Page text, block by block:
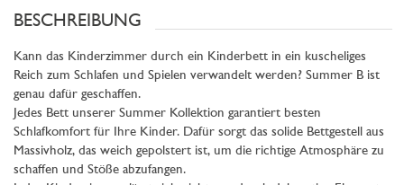
BESCHREIBUNG
Kann das Kinderzimmer durch ein Kinderbett in ein kuscheliges
Reich zum Schlafen und Spielen verwandelt werden? Summer B ist
genau dafür geschaffen.
Jedes Bett unserer Summer Kollektion garantiert besten
Schlafkomfort für Ihre Kinder. Dafür sorgt das solide Bettgestell aus
Massivholz, das weich gepolstert ist, um die richtige Atmosphäre zu
schaffen und Stöße abzufangen.